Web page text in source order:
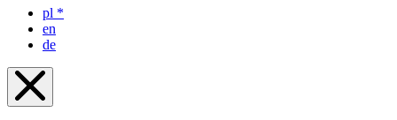
pl *
en
de